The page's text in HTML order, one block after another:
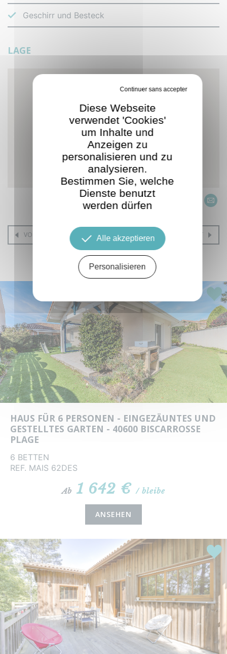
Geschirr und Besteck
LAGE
VORHERGEHENDES OBJEKT NÄCHSTES OBJEKT
ÄHNLICHE ANGEBOTE
HAUS FÜR 6 PERSONEN - EINGEZÄUNTES UND
GESTELLTES GARTEN - 40600 BISCARROSSE
PLAGE
6 BETTEN
REF. MAIS 62DES
Ab 1 642 €/ bleibe
ANSEHEN
Diese Webseite
verwendet 'Cookies'
um Inhalte und
Anzeigen zu
personalisieren und zu
analysieren.
Bestimmen Sie, welche
Dienste benutzt
werden dürfen
Alle akzeptieren
Personalisieren